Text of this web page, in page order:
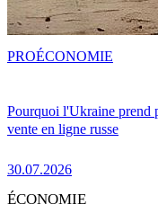
Pourquoi l'Ukraine prend
vente en ligne russe
30.07.2026
PROÉCONOMIE
ÉCONOMIE